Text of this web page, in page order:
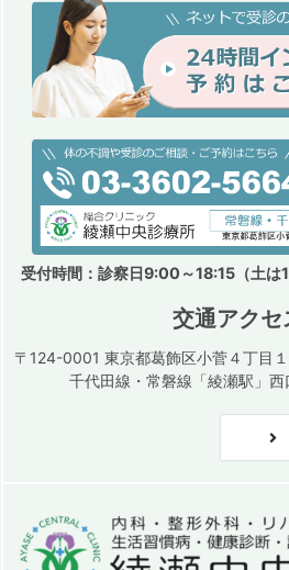
受付時間：診察日9:00～18:15（土は
交通アクセ
〒124-0001 東京都葛飾区小菅４丁目
千代田線・常磐線「綾瀬駅」